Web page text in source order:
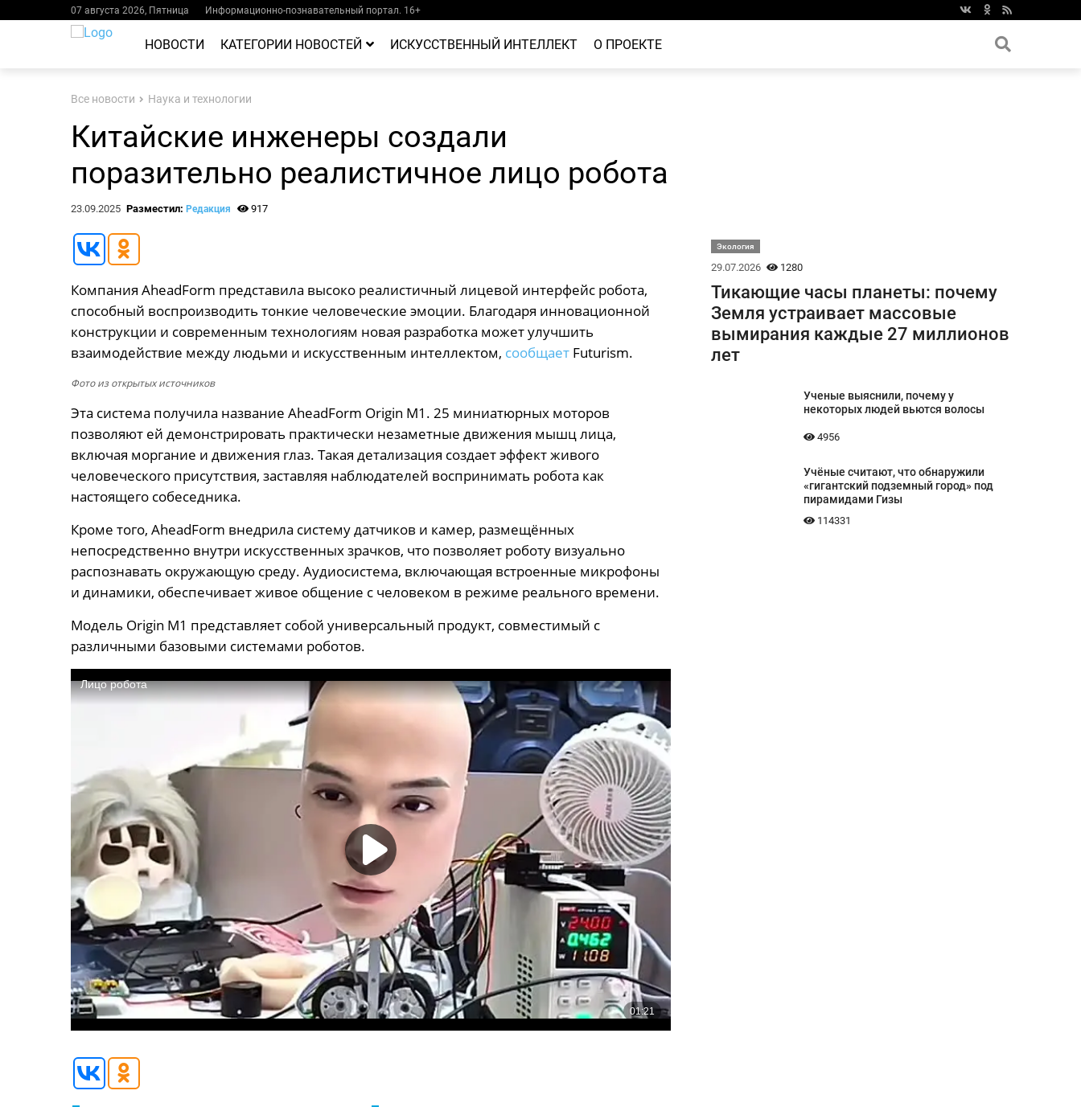
07 августа 2026, Пятница Информационно-познавательный портал. 16+
НОВОСТИ КАТЕГОРИИ НОВОСТЕЙ ИСКУССТВЕННЫЙ ИНТЕЛЛЕКТ О ПРОЕКТЕ
Все новости Наука и технологии
Китайские инженеры создали
поразительно реалистичное лицо робота
23.09.2025 Разместил: Редакция 917
Компания AheadForm представила высоко реалистичный лицевой интерфейс робота,
способный воспроизводить тонкие человеческие эмоции. Благодаря инновационной
конструкции и современным технологиям новая разработка может улучшить
взаимодействие между людьми и искусственным интеллектом, сообщаетFuturism.
Фото из открытых источников
Эта система получила название AheadForm Origin M1. 25 миниатюрных моторов
позволяют ей демонстрировать практически незаметные движения мышц лица,
включая моргание и движения глаз. Такая детализация создает эффект живого
человеческого присутствия, заставляя наблюдателей воспринимать робота как
настоящего собеседника.
Кроме того, AheadForm внедрила систему датчиков и камер, размещённых
непосредственно внутри искусственных зрачков, что позволяет роботу визуально
распознавать окружающую среду. Аудиосистема, включающая встроенные микрофоны
и динамики, обеспечивает живое общение с человеком в режиме реального времени.
Модель Origin M1 представляет собой универсальный продукт, совместимый с
различными базовыми системами роботов.
Экология
29.07.2026 1280
Тикающие часы планеты: почему
Земля устраивает массовые
вымирания каждые 27 миллионов
лет
Ученые выяснили, почему у
некоторых людей вьются волосы
4956
Учёные считают, что обнаружили
«гигантский подземный город» под
пирамидами Гизы
114331